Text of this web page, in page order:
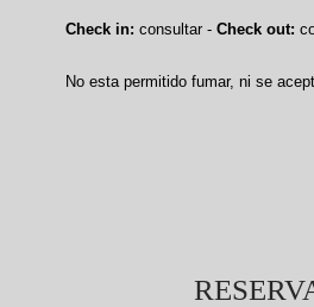
Check in: consultar - Check out:
No esta permitido fumar, ni se